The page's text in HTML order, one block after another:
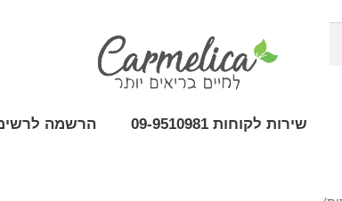
שירות לקוחות 09-9510981 הרשמה